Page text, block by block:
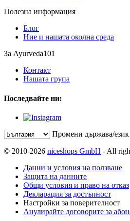
Полезна информация
Блог
Ние и нашата околна среда
За Ayurveda101
Контакт
Нашата група
Последвайте ни:
Промени държава/език
© 2010-2026 niceshops GmbH - All
Данни и условия на ползване
Защита на данните
Общи условия и право на отказ
Декларация за достъпност
Настройки за поверителност
Анулирайте договорите за